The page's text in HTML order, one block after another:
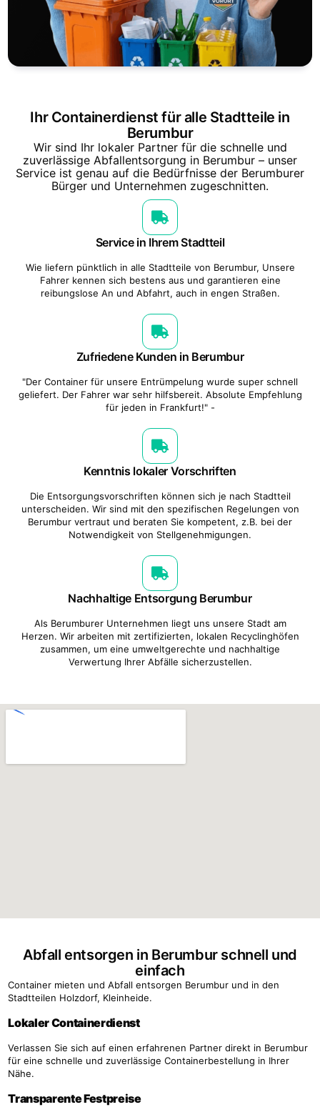
Ihr Containerdienst für alle Stadtteile in
Berumbur
Wir sind Ihr lokaler Partner für die schnelle und
zuverlässige Abfallentsorgung in Berumbur – unser
Service ist genau auf die Bedürfnisse der Berumburer
Bürger und Unternehmen zugeschnitten.
Service in Ihrem Stadtteil
Wie liefern pünktlich in alle Stadtteile von Berumbur, Unsere
Fahrer kennen sich bestens aus und garantieren eine
reibungslose An und Abfahrt, auch in engen Straßen.
Zufriedene Kunden in Berumbur
"Der Container für unsere Entrümpelung wurde super schnell
geliefert. Der Fahrer war sehr hilfsbereit. Absolute Empfehlung
für jeden in Frankfurt!" -
Kenntnis lokaler Vorschriften
Die Entsorgungsvorschriften können sich je nach Stadtteil
unterscheiden. Wir sind mit den spezifischen Regelungen von
Berumbur vertraut und beraten Sie kompetent, z.B. bei der
Notwendigkeit von Stellgenehmigungen.
Nachhaltige Entsorgung Berumbur
Als Berumburer Unternehmen liegt uns unsere Stadt am
Herzen. Wir arbeiten mit zertifizierten, lokalen Recyclinghöfen
zusammen, um eine umweltgerechte und nachhaltige
Verwertung Ihrer Abfälle sicherzustellen.
Abfall entsorgen in Berumbur schnell und
einfach
Container mieten und Abfall entsorgen Berumbur und in den
Stadtteilen Holzdorf, Kleinheide.
Lokaler Containerdienst
Verlassen Sie sich auf einen erfahrenen Partner direkt in Berumbur
für eine schnelle und zuverlässige Containerbestellung in Ihrer
Nähe.
Transparente Festpreise